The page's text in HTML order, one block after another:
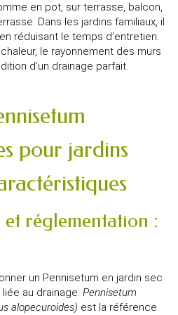
en pot, sur terrasse, balcon,
Dans les jardins familiaux, il
réduisant le temps d’entretien.
le rayonnement des murs
d’un drainage parfait.
pour jardins
et réglementation :
un Pennisetum en jardin sec
au drainage. Pennisetum
alopecuroides) est la référence